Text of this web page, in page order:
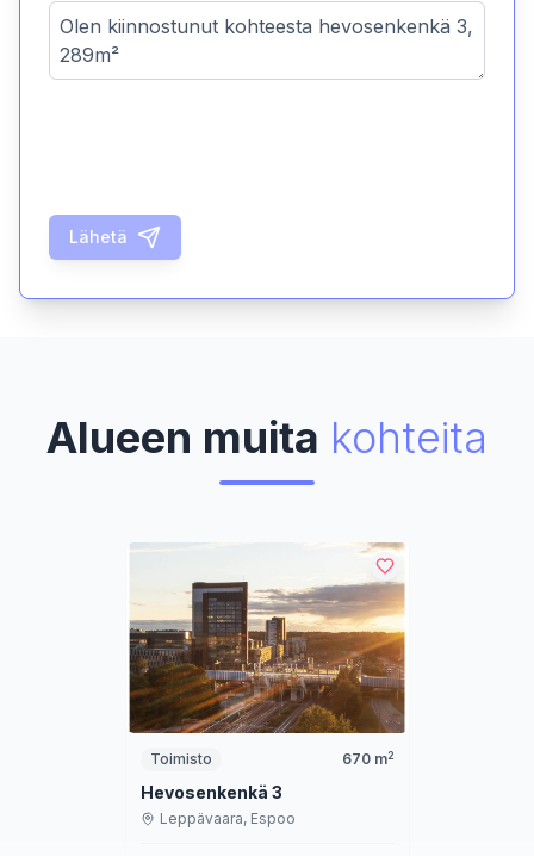
Lähetä
Alueen muita kohteita
Toimisto 670m2
Hevosenkenkä 3
Leppävaara, Espoo